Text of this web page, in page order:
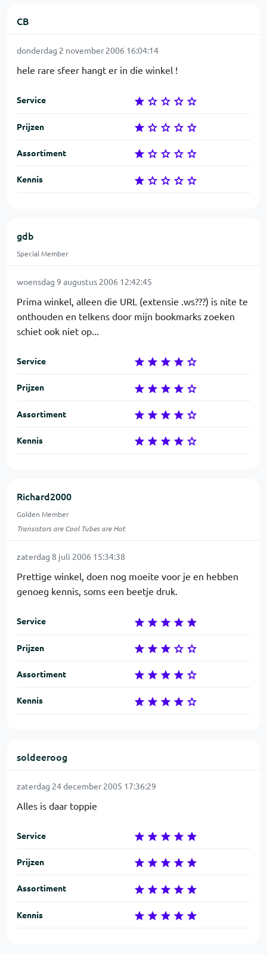
CB
donderdag 2 november 2006 16:04:14
hele rare sfeer hangt er in die winkel !
Service
Prijzen
Assortiment
Kennis
gdb
Special Member
woensdag 9 augustus 2006 12:42:45
Prima winkel, alleen die URL (extensie .ws???) is nite te
onthouden en telkens door mijn bookmarks zoeken
schiet ook niet op...
Service
Prijzen
Assortiment
Kennis
Richard2000
Golden Member
Transistors are Cool Tubes are Hot
zaterdag 8 juli 2006 15:34:38
Prettige winkel, doen nog moeite voor je en hebben
genoeg kennis, soms een beetje druk.
Service
Prijzen
Assortiment
Kennis
soldeeroog
zaterdag 24 december 2005 17:36:29
Alles is daar toppie
Service
Prijzen
Assortiment
Kennis